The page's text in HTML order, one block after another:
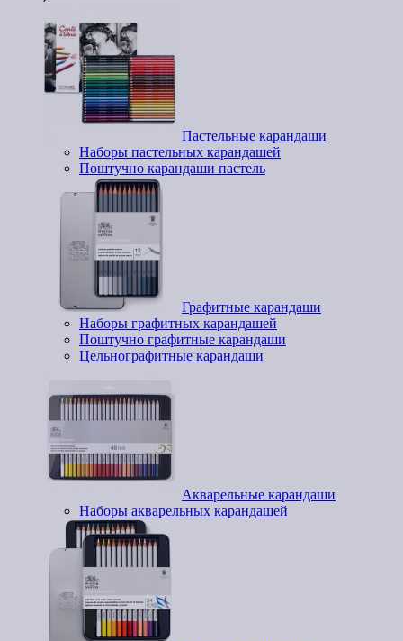
Пастельные карандаши
Наборы пастельных карандашей
Поштучно карандаши пастель
Графитные карандаши
Наборы графитных карандашей
Поштучно графитные карандаши
Цельнографитные карандаши
Акварельные карандаши
Наборы акварельных карандашей